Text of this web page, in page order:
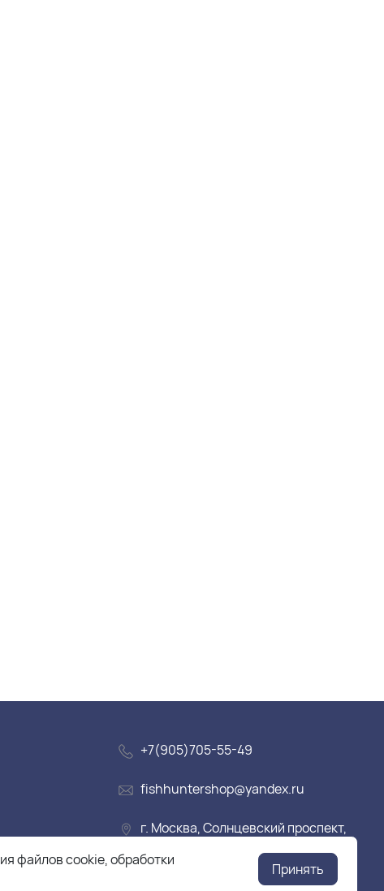
+7(905)705-55-49
fishhuntershop@yandex.ru
г. Москва, Солнцевский проспект,
файлов cookie, обработки
Принять